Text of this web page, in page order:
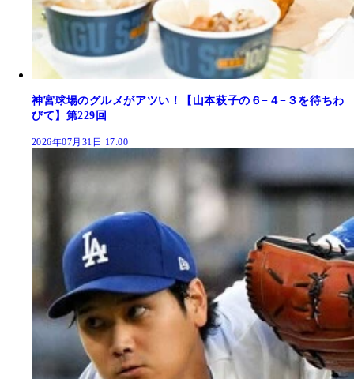
神宮球場のグルメがアツい！【山本萩子の６−４−３を待ちわ
びて】第229回
2026年07月31日 17:00